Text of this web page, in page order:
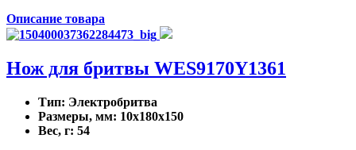
Описание товара
Нож для бритвы WES9170Y1361
Тип: Электробритва
Размеры, мм: 10x180x150
Вес, г: 54